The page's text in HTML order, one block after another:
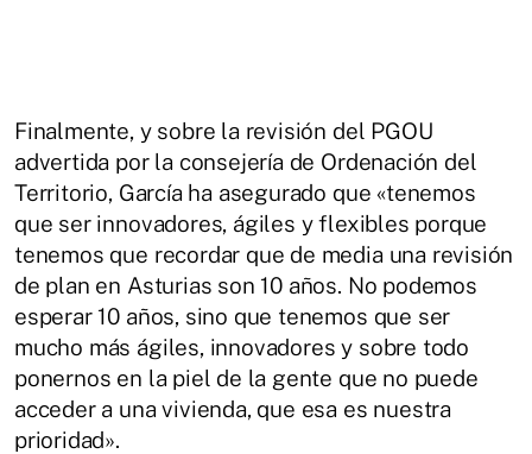
Finalmente, y sobre la revisión del PGOU
advertida por la consejería de Ordenación del
Territorio, García ha asegurado que «tenemos
que ser innovadores, ágiles y flexibles porque
tenemos que recordar que de media una revisión
de plan en Asturias son 10 años. No podemos
esperar 10 años, sino que tenemos que ser
mucho más ágiles, innovadores y sobre todo
ponernos en la piel de la gente que no puede
acceder a una vivienda, que esa es nuestra
prioridad».